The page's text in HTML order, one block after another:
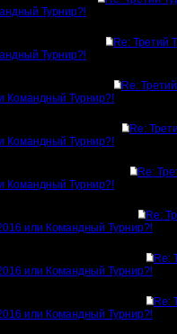
Турнир?!
Re: Третий
Турнир?!
Re:
Командный Турнир?!
Re:
Командный Турнир?!
Re:
Командный Турнир?!
Re:
или Командный Турнир?!
Re:
или Командный Турнир?!
Re:
или Командный Турнир?!